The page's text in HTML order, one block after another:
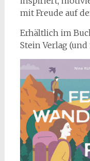
mit Freude auf
Erhältlich im
Stein Verlag